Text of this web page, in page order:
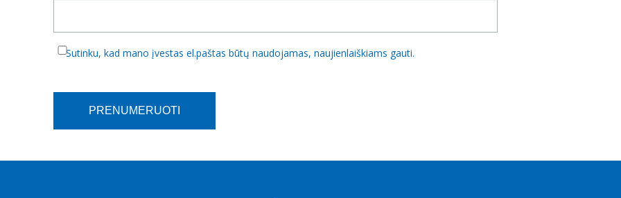
Sutinku, kad mano įvestas el.paštas būtų naudojamas, naujienlaiškiams gauti.